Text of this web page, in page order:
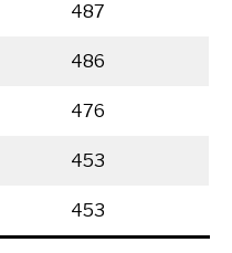
487
486
476
453
453